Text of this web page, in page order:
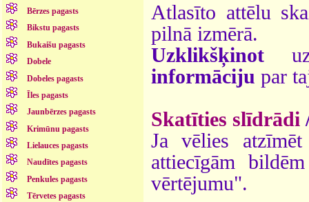
Bērzes pagasts
Bikstu pagasts
Bukaišu pagasts
Dobele
Dobeles pagasts
Īles pagasts
Jaunbērzes pagasts
Krimūnu pagasts
Lielauces pagasts
Naudītes pagasts
Penkules pagasts
Tērvetes pagasts
Atlasīto attēlu
pilnā izmērā.
Uzklikšķinot
informāciju par
Skatīties slīdrādi
Ja vēlies
attiecīgām
vērtējumu".